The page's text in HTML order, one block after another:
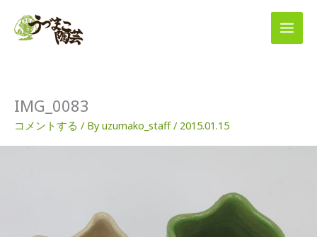
IMG_0083
コメントする / Byuzumako_staff/ 2015.01.15